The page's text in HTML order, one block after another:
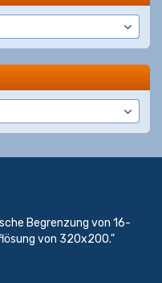
Begrenzung von 16-
von 320x200."